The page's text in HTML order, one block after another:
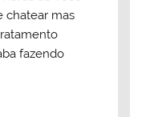
chatear mas
fazendo